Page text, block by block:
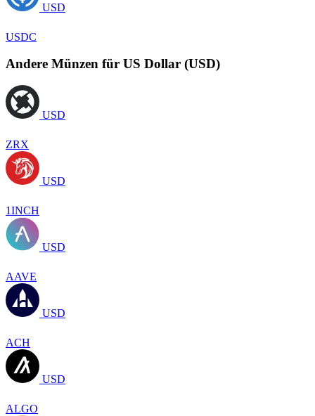
USD
USDC
Andere Münzen für US Dollar (USD)
USD
ZRX
USD
1INCH
USD
AAVE
USD
ACH
USD
ALGO